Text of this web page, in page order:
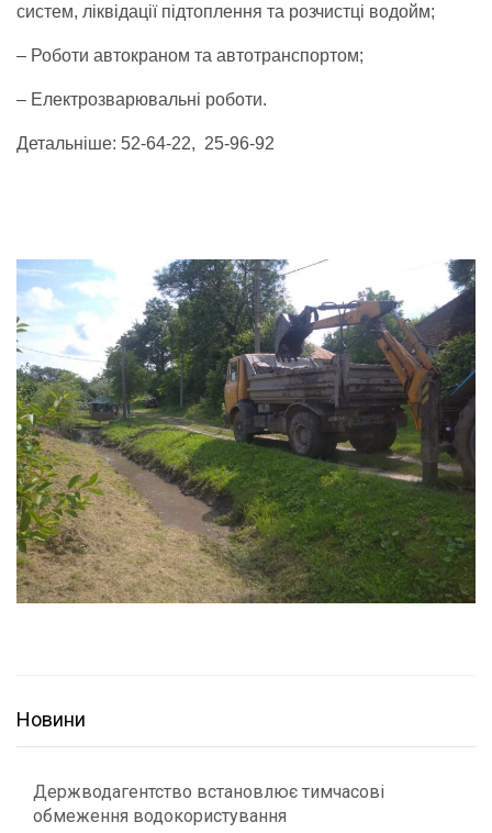
систем, ліквідації підтоплення та розчистці водойм;
– Роботи автокраном та автотранспортом;
– Електрозварювальні роботи.
Детальніше: 52-64-22, 25-96-92
Новини
Держводагентство встановлює тимчасові
обмеження водокористування